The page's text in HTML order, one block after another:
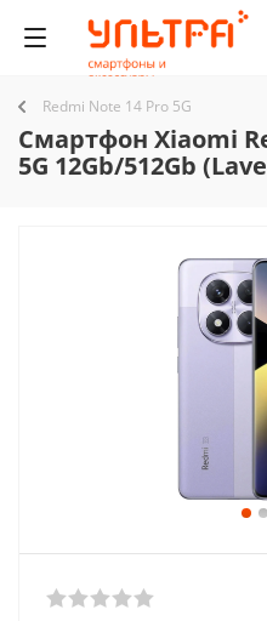
Redmi Note 14 Pro 5G
Смартфон Xiaomi
5G 12Gb/512Gb